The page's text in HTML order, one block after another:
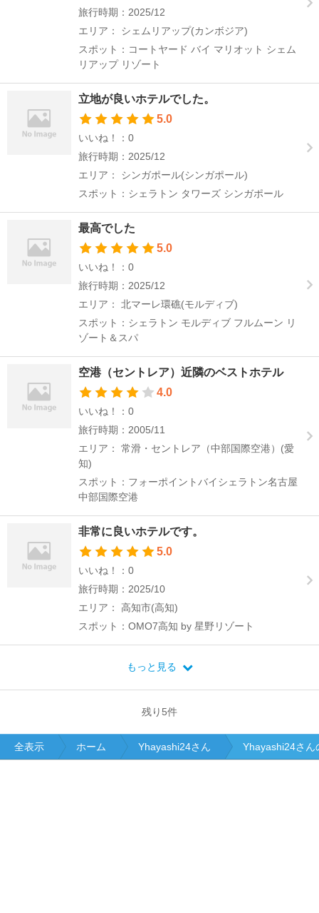
旅行時期：2025/12
エリア： シェムリアップ(カンボジア)
スポット：コートヤード バイ マリオット シェム
リアップ リゾート
立地が良いホテルでした。
5.0
いいね！：0
旅行時期：2025/12
エリア： シンガポール(シンガポール)
スポット：シェラトン タワーズ シンガポール
最高でした
5.0
いいね！：0
旅行時期：2025/12
エリア： 北マーレ環礁(モルディブ)
スポット：シェラトン モルディブ フルムーン リ
ゾート＆スパ
空港（セントレア）近隣のベストホテル
4.0
いいね！：0
旅行時期：2005/11
エリア： 常滑・セントレア（中部国際空港）(愛
知)
スポット：フォーポイントバイシェラトン名古屋
中部国際空港
非常に良いホテルです。
5.0
いいね！：0
旅行時期：2025/10
エリア： 高知市(高知)
スポット：OMO7高知 by 星野リゾート
もっと見る
残り 5件
全表示 ホーム Yhayashi24さん Yhayashi24さん